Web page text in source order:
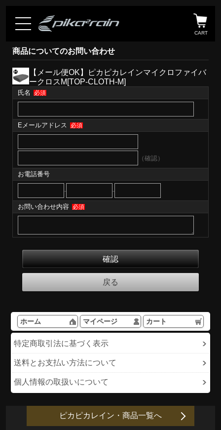
CART
商品についてのお問い合わせ
【メール便OK】ピカピカレインマイクロファイバ
ークロスM[TOP-CLOTH-M]
氏名 必須
Eメールアドレス 必須
（確認）
お電話番号
- -
お問い合わせ内容 必須
ホーム マイページ カート
特定商取引法に基づく表示
送料とお支払い方法について
個人情報の取扱いについて
ピカピカレイン・商品一覧へ